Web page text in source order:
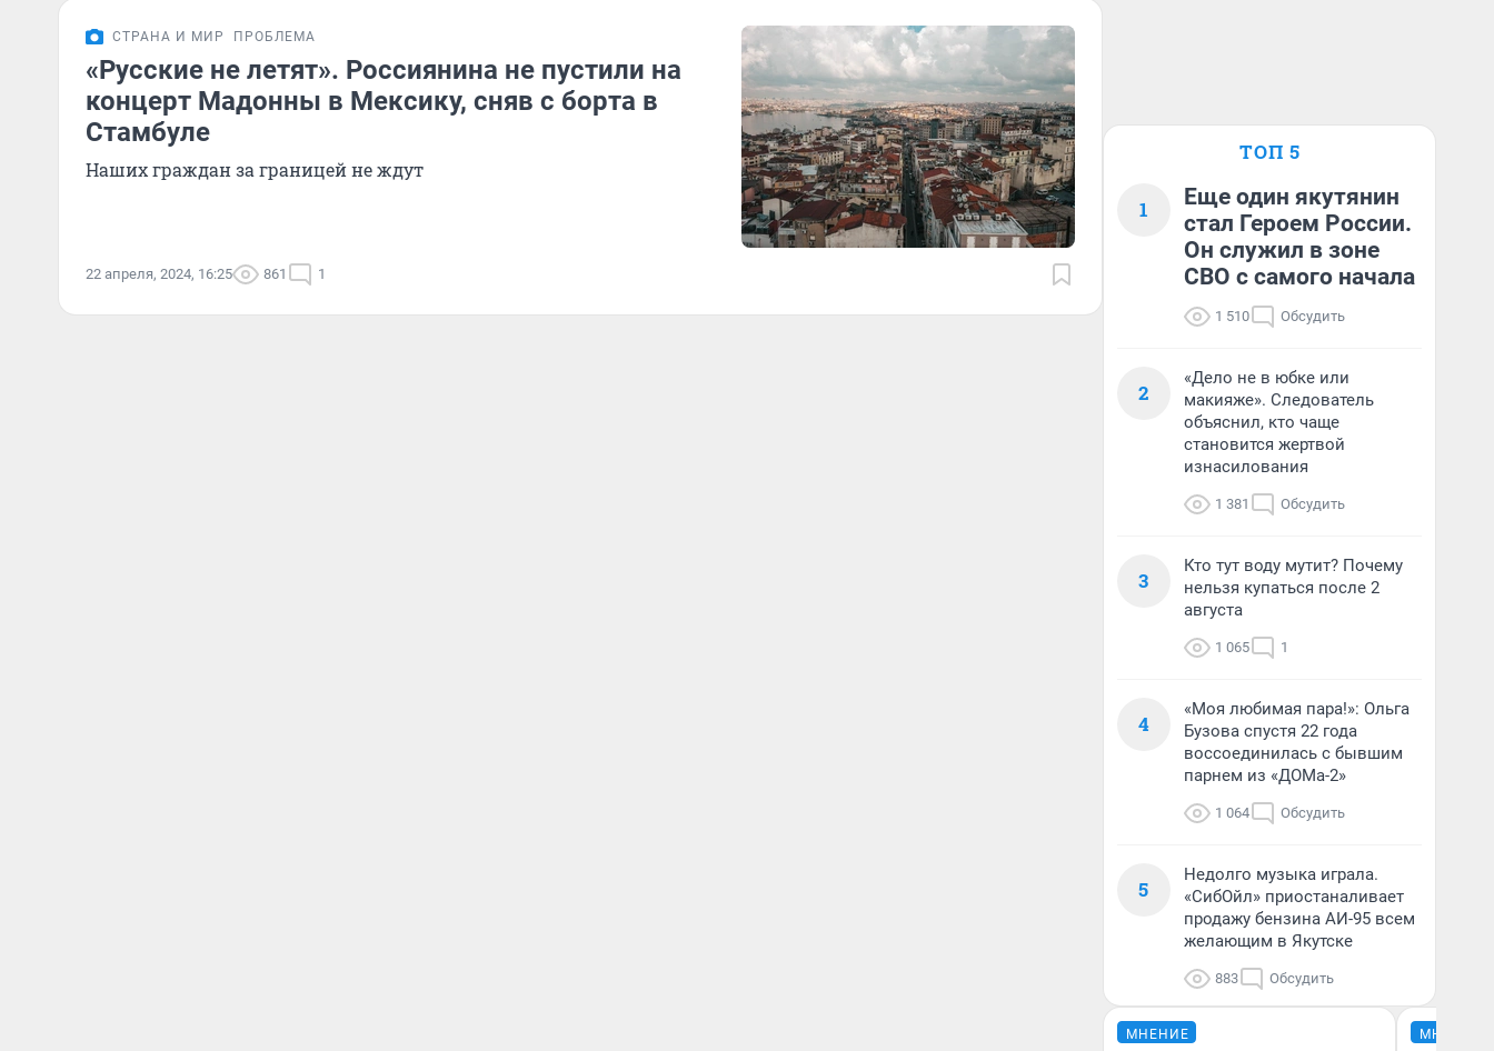
СТРАНА И МИР ПРОБЛЕМА
«Русские не летят». Россиянина не пустили на
концерт Мадонны в Мексику, сняв с борта в
Стамбуле
Наших граждан за границей не ждут
22 апреля, 2024, 16:25 861 1
ТОП 5
1
Еще один якутянин
стал Героем России.
Он служил в зоне
СВО с самого начала
1 510 Обсудить
2
«Дело не в юбке или
макияже». Следователь
объяснил, кто чаще
становится жертвой
изнасилования
1 381 Обсудить
3
Кто тут воду мутит? Почему
нельзя купаться после 2
августа
1 065 1
4
«Моя любимая пара!»: Ольга
Бузова спустя 22 года
воссоединилась с бывшим
парнем из «ДОМа-2»
1 064 Обсудить
5
Недолго музыка играла.
«СибОйл» приостаналивает
продажу бензина АИ-95 всем
желающим в Якутске
883 Обсудить
МНЕНИЕ МНЕНИЕ